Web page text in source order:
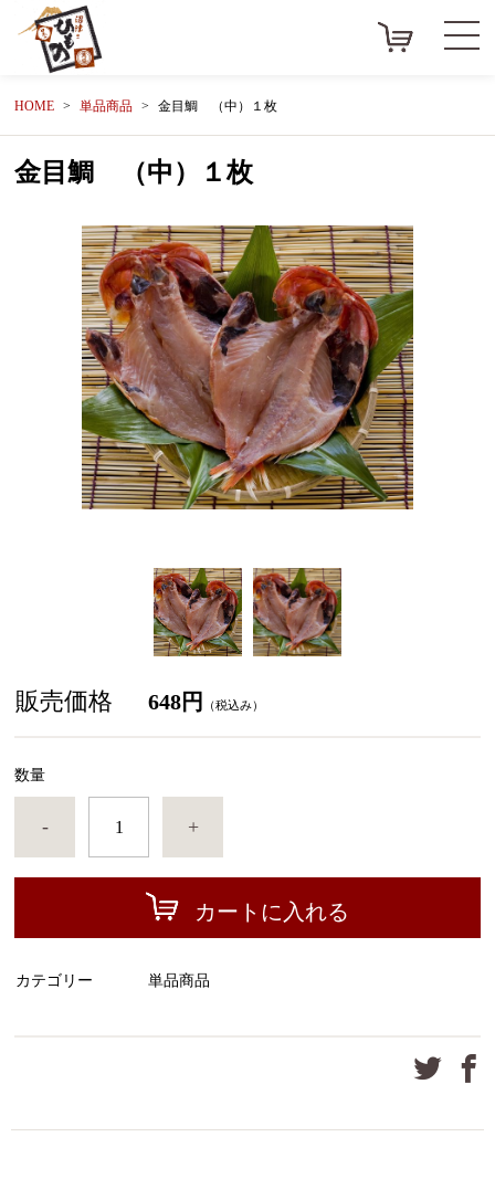
HOME 単品商品 金目鯛 （中）１枚
金目鯛 （中）１枚
販売価格 648円 （税込み）
数量
- +
カートに入れる
カテゴリー 単品商品